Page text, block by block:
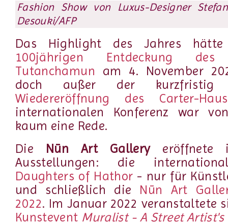
Fashion Show von Luxus-Designer
Desouki/AFP
Das Highlight des Jahres
100jährigen Entdeckung
Tutanchamun am 4. November
doch außer der kurzfristig
Wiedereröffnung des Carter-
internationalen Konferenz war
kaum eine Rede.
Die Nūn Art Gallery
Ausstellungen: die
Daughters of Hathor - nur für
und schließlich die Nūn Art
2022. Im Januar 2022 veranstaltete
Kunstevent Muralist - A Street